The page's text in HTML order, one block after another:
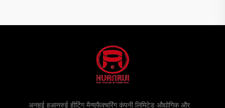
अनहुई हुआनरुई हीटिंग मैन्युफैक्चरिंग कंपनी लिमिटेड औद्योगिक और